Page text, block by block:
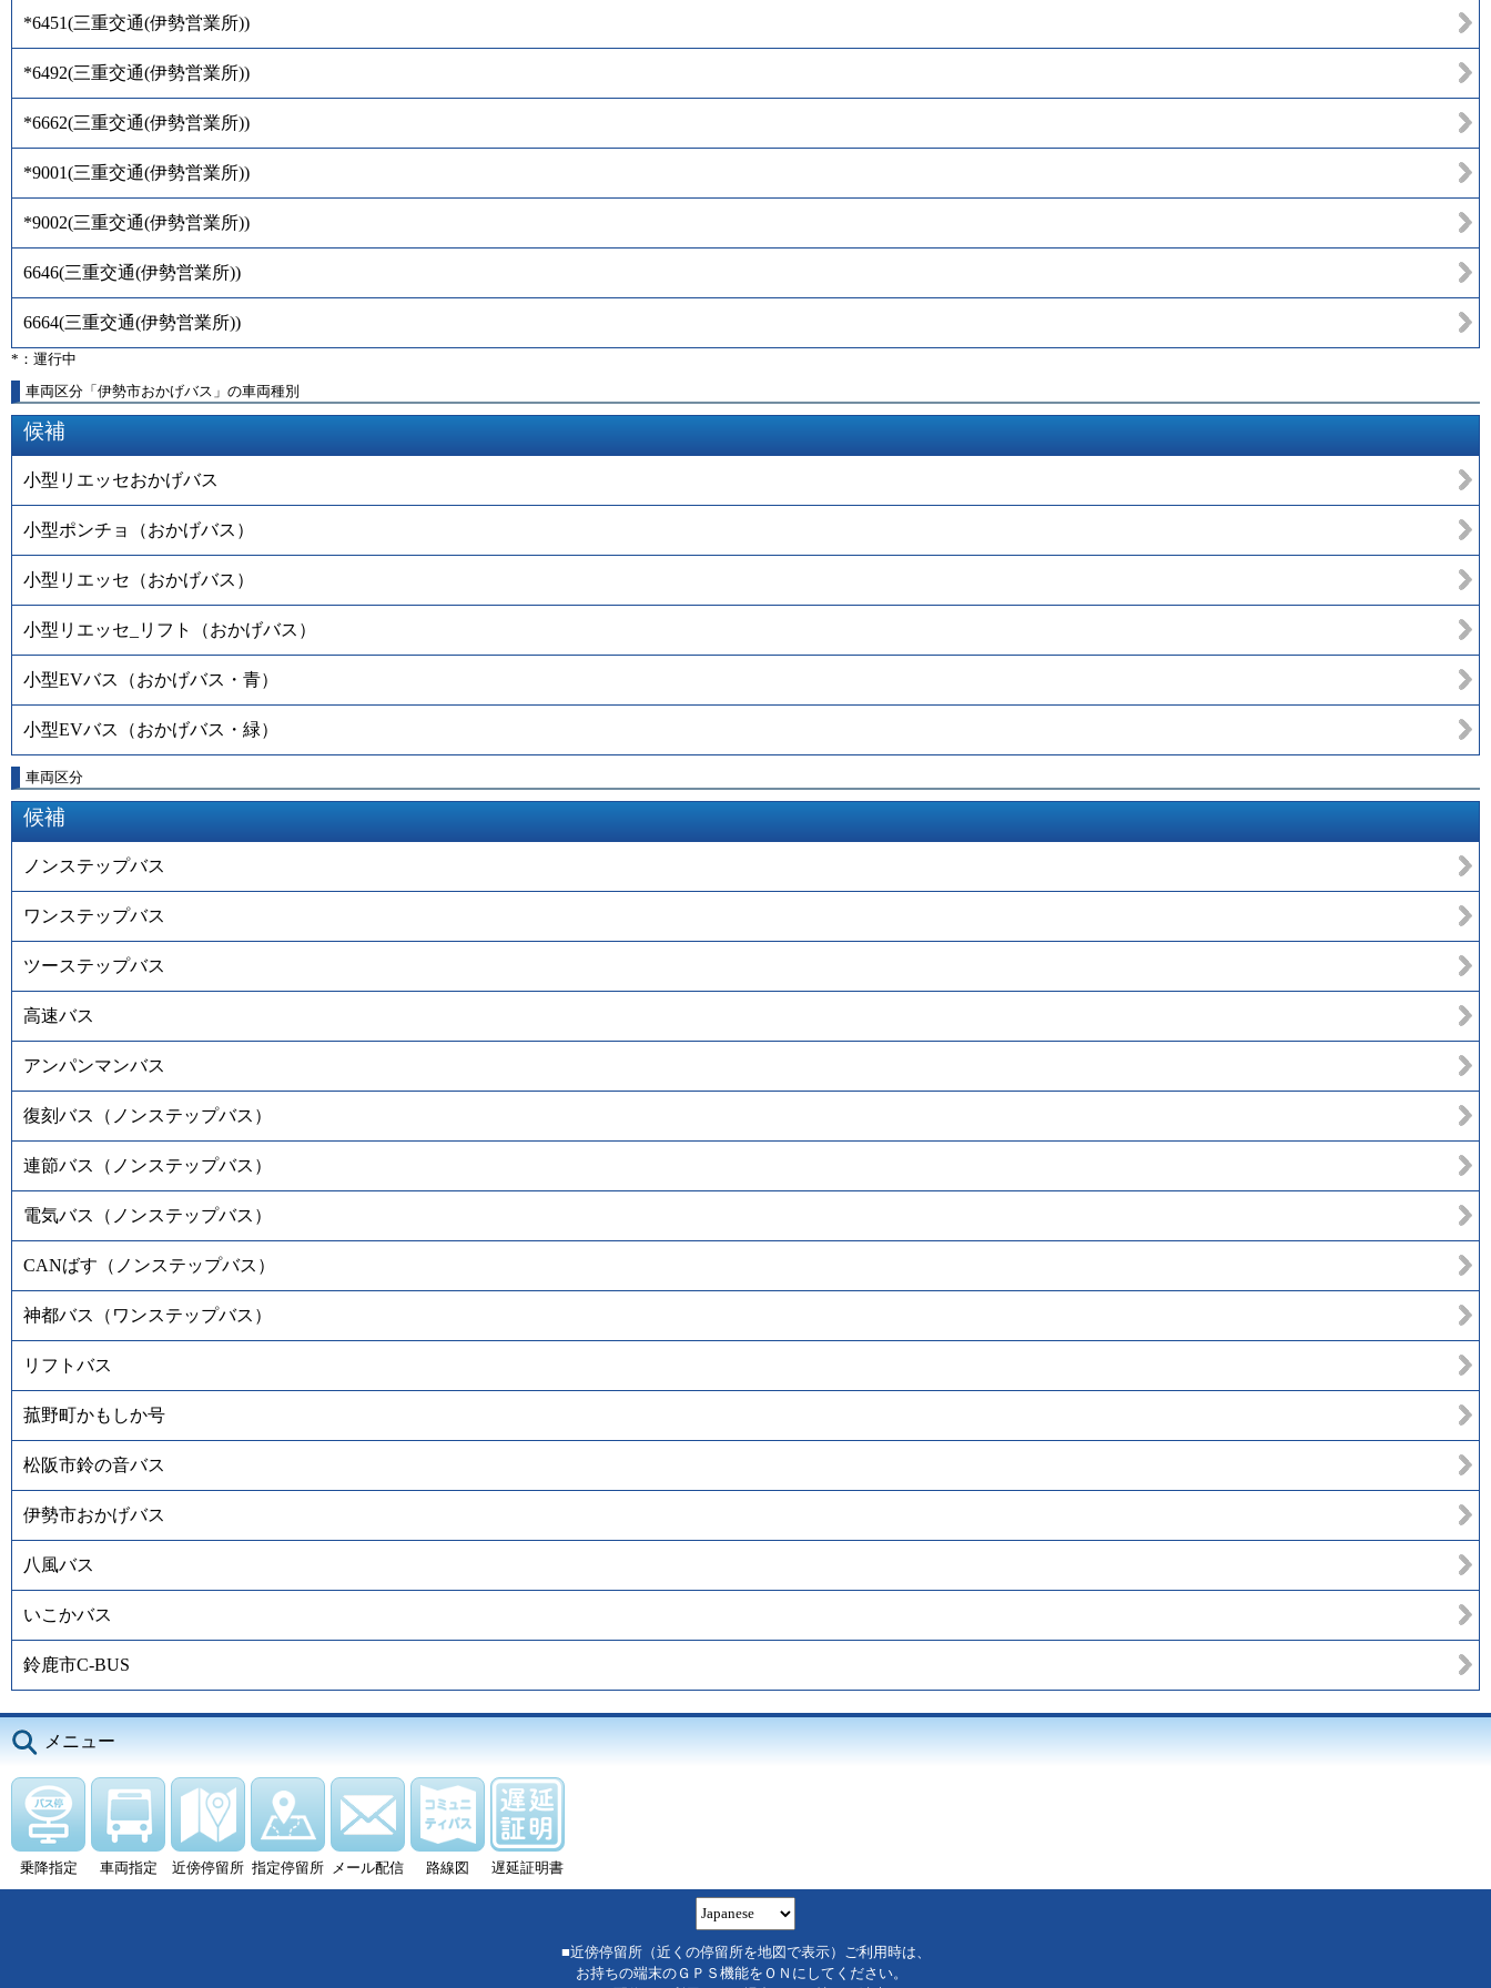
*6451(三重交通(伊勢営業所))
*6492(三重交通(伊勢営業所))
*6662(三重交通(伊勢営業所))
*9001(三重交通(伊勢営業所))
*9002(三重交通(伊勢営業所))
6646(三重交通(伊勢営業所))
6664(三重交通(伊勢営業所))
*：運行中
車両区分「伊勢市おかげバス」の車両種別
候補
小型リエッセおかげバス
小型ポンチョ（おかげバス）
小型リエッセ（おかげバス）
小型リエッセ_リフト（おかげバス）
小型EVバス（おかげバス・青）
小型EVバス（おかげバス・緑）
車両区分
候補
ノンステップバス
ワンステップバス
ツーステップバス
高速バス
アンパンマンバス
復刻バス（ノンステップバス）
連節バス（ノンステップバス）
電気バス（ノンステップバス）
CANばす（ノンステップバス）
神都バス（ワンステップバス）
リフトバス
菰野町かもしか号
松阪市鈴の音バス
伊勢市おかげバス
八風バス
いこかバス
鈴鹿市C-BUS
メニュー
乗降指定 車両指定 近傍停留所 指定停留所 メール配信 路線図 遅延証明書
■近傍停留所（近くの停留所を地図で表示）ご利用時は、
お持ちの端末のＧＰＳ機能をＯＮにしてください。